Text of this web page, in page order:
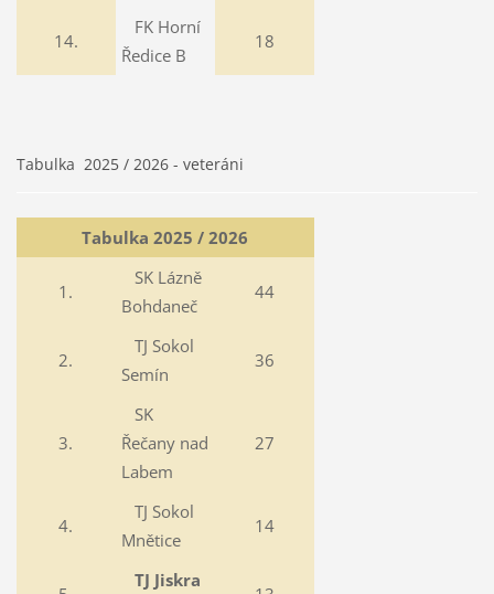
14.
FK Horní
Ředice B
18
Tabulka 2025 / 2026 - veteráni
Tabulka 2025 / 2026
1.
SK Lázně
Bohdaneč
44
2.
TJ Sokol
Semín
36
3.
SK
Řečany nad
Labem
27
4.
TJ Sokol
Mnětice
14
TJ Jiskra